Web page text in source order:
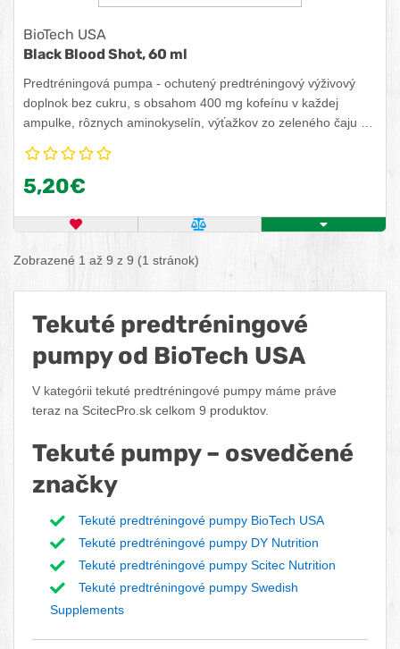
BioTech USA
Black Blood Shot, 60 ml
Predtréningová pumpa - ochutený predtréningový výživový
doplnok bez cukru, s obsahom 400 mg kofeínu v každej
ampulke, rôznych aminokyselín, výťažkov zo zeleného čaju a
5,20€
OBĽÚBENÝ PRODUKTPOROVNAŤ PRODUKTZISTITE VIAC
Zobrazené 1 až 9 z 9 (1 stránok)
Tekuté predtréningové
pumpy od BioTech USA
V kategórii tekuté predtréningové pumpy máme práve
teraz na ScitecPro.sk celkom 9 produktov.
Tekuté pumpy – osvedčené
značky
Tekuté predtréningové pumpy BioTech USA
Tekuté predtréningové pumpy DY Nutrition
Tekuté predtréningové pumpy Scitec Nutrition
Tekuté predtréningové pumpy Swedish
Supplements